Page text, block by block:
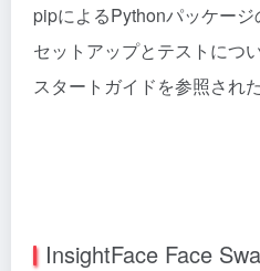
pipによるPythonパッケー
セットアップとテストにつ
スタートガイドを参照された
InsightFace Face